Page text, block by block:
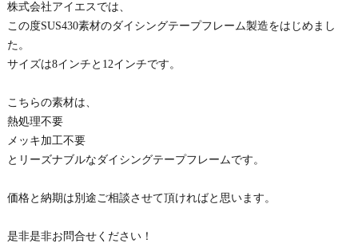
株式会社アイエスでは、
この度SUS430素材のダイシングテープフレーム製造をはじめまし
た。
サイズは8インチと12インチです。
こちらの素材は、
熱処理不要
メッキ加工不要
とリーズナブルなダイシングテープフレームです。
価格と納期は別途ご相談させて頂ければと思います。
是非是非お問合せください！